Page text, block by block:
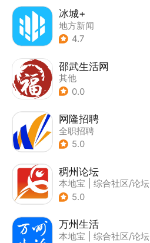
冰城+
地方新闻
4.7
邵武生活网
其他
0.0
网隆招聘
全职招聘
5.0
稠州论坛
本地宝
综合社区/论坛
5.0
万州生活
本地宝
综合社区/论坛